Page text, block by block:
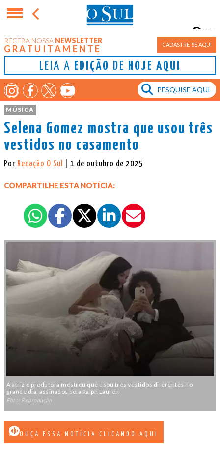
RECEBA NOSSA NEWSLETTER
GRATUITAMENTE CADASTRE-SE AQUI
LEIA A EDIÇÃO DE HOJE AQUI
Porto Alegre
7°
MÚSICA
Selena Gomez mostra que usou três
vestidos no casamento
Por Redação O Sul | 1 de outubro de 2025
COMPARTILHE ESTA NOTÍCIA:
A atriz e produtora mostrou que usou três vestidos diferentes no
grande dia, assinados pela Ralph Lauren
Foto: Reprodução
OUÇA ESSA NOTÍCIA CLICANDO AQUI